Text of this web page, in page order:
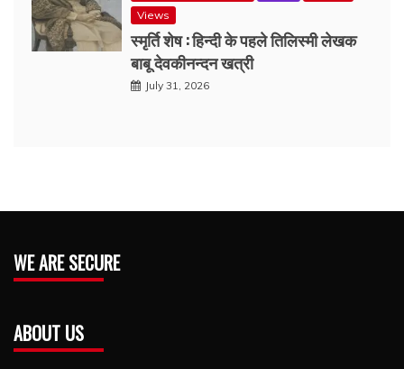
Views
स्मृर्ति शेष : हिन्दी के पहले तिलिस्मी लेखक
बाबू देवकीनन्दन खत्री
July 31, 2026
WE ARE SECURE
ABOUT US